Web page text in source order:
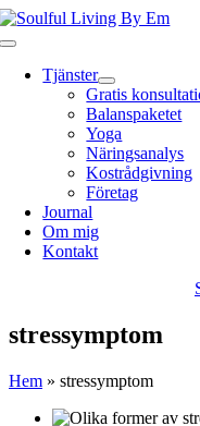
Fortsätt
till
Toggle
NavigationTjänster
Gratis
Balanspaketet
Yoga
Näringsanalys
Kostrådgivning
Företag
Journal
Om mig
Kontakt
stressymptom
Hem » stressymptom